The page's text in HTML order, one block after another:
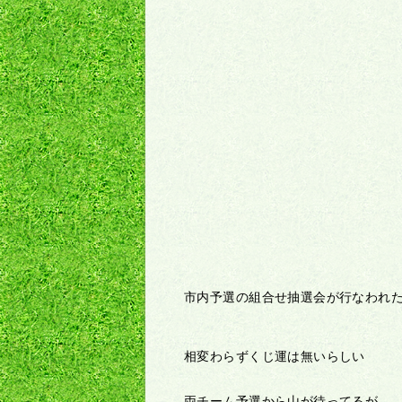
市内予選の組合せ抽選会が行なわれ
相変わらずくじ運は無いらしい